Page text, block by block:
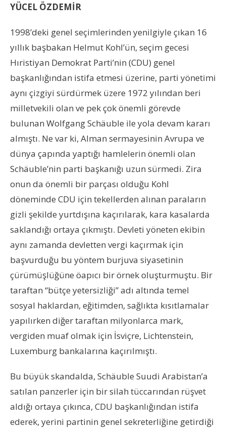
YÜCEL ÖZDEMİR
1998’deki genel seçimlerinden yenilgiyle çıkan 16
yıllık başbakan Helmut Kohl’ün, seçim gecesi
Hıristiyan Demokrat Parti’nin (CDU) genel
başkanlığından istifa etmesi üzerine, parti yönetimi
aynı çizgiyi sürdürmek üzere 1972 yılından beri
milletvekili olan ve pek çok önemli görevde
bulunan WolfgangSchäuble ile yola devam kararı
almıştı. Ne var ki, Alman sermayesinin Avrupa ve
dünya çapında yaptığı hamlelerin önemli olan
Schäuble’nin parti başkanığı uzun sürmedi. Zira
onun da önemli bir parçası olduğu Kohl
döneminde CDU için tekellerden alınan paraların
gizli şekilde yurtdışına kaçırılarak, kara kasalarda
saklandığı ortaya çıkmıştı. Devleti yöneten ekibin
aynı zamanda devletten vergi kaçırmak için
başvurduğu bu yöntem burjuva siyasetinin
çürümüşlüğüne öapıcı bir örnek oluşturmuştu. Bir
taraftan “bütçe yetersizliği” adı altında temel
sosyal haklardan, eğitimden, sağlıkta kısıtlamalar
yapılırken diğer taraftan milyonlarca mark,
vergiden muaf olmak için İsviçre, Lichtenstein,
Luxemburg bankalarına kaçırılmıştı.
Bu büyük skandalda, Schäuble Suudi Arabistan’a
satılan panzerler için bir silah tüccarından rüşvet
aldığı ortaya çıkınca, CDU başkanlığından istifa
ederek, yerini partinin genel sekreterliğine getirdiği